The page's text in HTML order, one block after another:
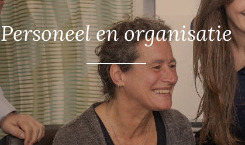
Personeel en organisatie